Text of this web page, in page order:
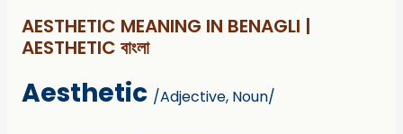
AESTHETIC MEANING IN BENAGLI |
AESTHETIC বাংলা
Aesthetic /Adjective, Noun/